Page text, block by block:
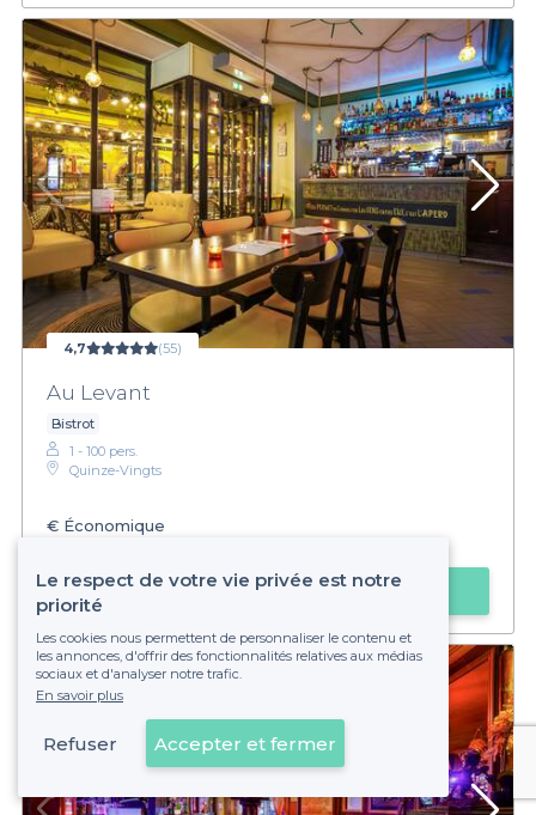
4,7 (55)
Au Levant
Bistrot
1 - 100 pers.
Quinze-Vingts
€ Économique
Faire une demande
Voir sur la carte
Le respect de votre vie privée est notre
priorité
Les cookies nous permettent de personnaliser le contenu et
les annonces, d'offrir des fonctionnalités relatives aux médias
sociaux et d'analyser notre trafic.
En savoir plus
Refuser Accepter et fermer